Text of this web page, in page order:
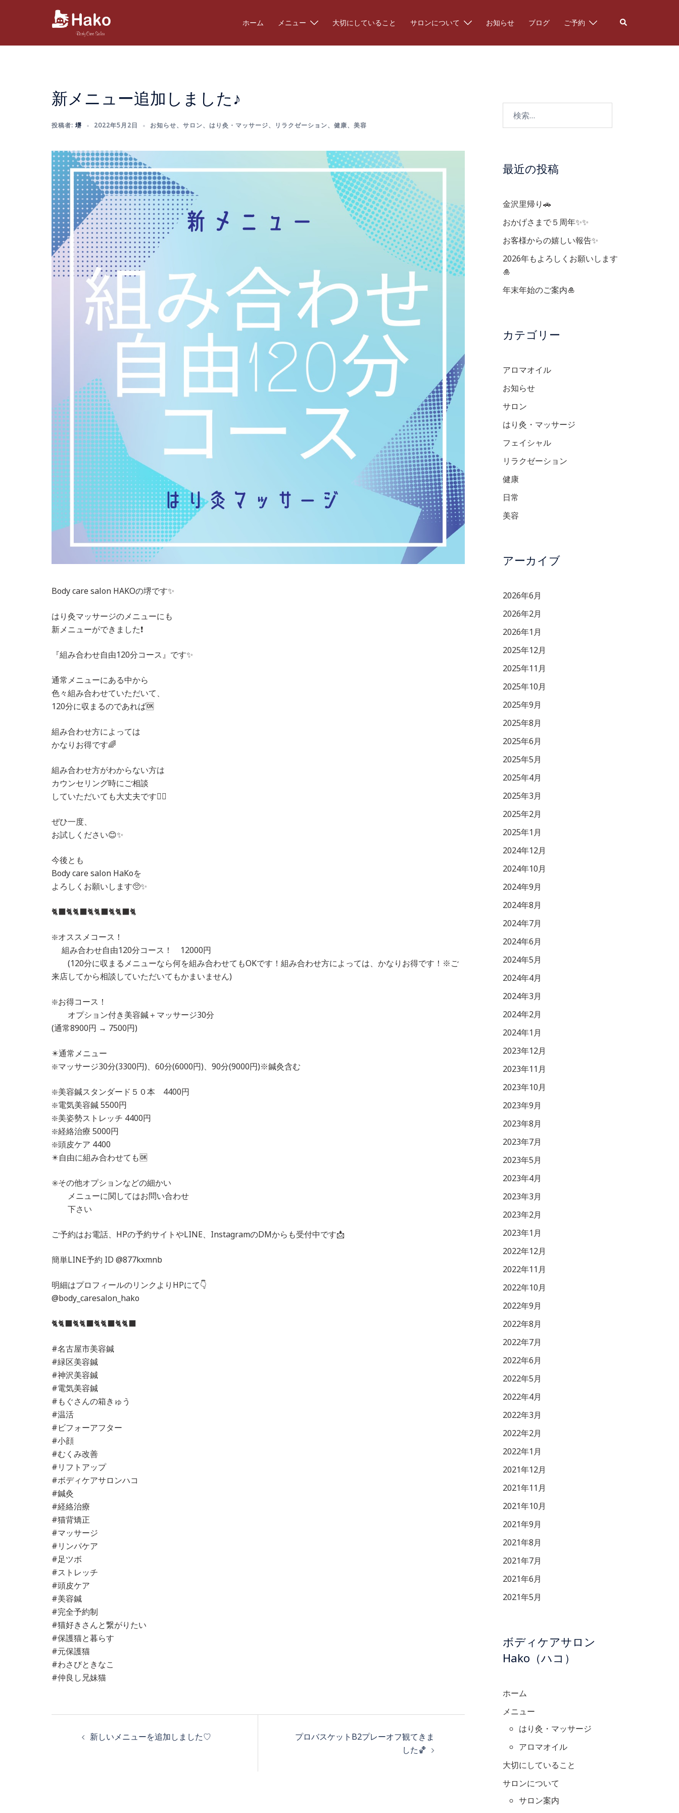
ン
ホーム メニュー 大切にしていること サロンについて お知らせ ブログ ご予約 検
索
新メニュー追加しました♪
投稿者: 堺 2022年5月2日 お知らせ、 サロン、 はり灸・マッサージ、 リラクゼーション、 健康、 美容
Body care salon HAKOの堺です✨
はり灸マッサージのメニューにも
新メニューができました❗️
『組み合わせ自由120分コース』です✨
通常メニューにある中から
色々組み合わせていただいて、
120分に収まるのであれば🆗
組み合わせ方によっては
かなりお得です🌈
組み合わせ方がわからない方は
カウンセリング時にご相談
していただいても大丈夫です🙆‍♀️
ぜひ一度、
お試しください😊✨
今後とも
Body care salon HaKoを
よろしくお願いします🥺✨
🐈‍⬛🐈🐈‍⬛🐈🐈‍⬛🐈🐈‍⬛🐈
❇️オススメコース！
組み合わせ自由120分コース！ 12000円
(120分に収まるメニューなら何を組み合わせてもOKです！組み合わせ方によっては、かなりお得です！※ご
来店してから相談していただいてもかまいません)
❇️お得コース！
オプション付き美容鍼＋マッサージ30分
(通常8900円 → 7500円)
✴️通常メニュー
❇️マッサージ30分(3300円)、60分(6000円)、90分(9000円)※鍼灸含む
❇️美容鍼スタンダード５０本 4400円
❇️電気美容鍼 5500円
❇️美姿勢ストレッチ 4400円
❇️経絡治療 5000円
❇️頭皮ケア 4400
✴️自由に組み合わせても🆗
✳️その他オプションなどの細かい
メニューに関してはお問い合わせ
下さい
ご予約はお電話、HPの予約サイトやLINE、InstagramのDMからも受付中です📩
簡単LINE予約 ID @877kxmnb
明細はプロフィールのリンクよりHPにて👇
@body_caresalon_hako
🐈🐈‍⬛🐈🐈‍⬛🐈🐈‍⬛🐈🐈‍⬛
#名古屋市美容鍼
#緑区美容鍼
#神沢美容鍼
#電気美容鍼
#もぐさんの箱きゅう
#温活
#ビフォーアフター
#小顔
#むくみ改善
#リフトアップ
#ボディケアサロンハコ
#鍼灸
#経絡治療
#猫背矯正
#マッサージ
#リンパケア
#足ツボ
#ストレッチ
#頭皮ケア
#美容鍼
#完全予約制
#猫好きさんと繋がりたい
#保護猫と暮らす
#元保護猫
#わさびときなこ
#仲良し兄妹猫
新しいメニューを追加しました♡
プロバスケットB2プレーオフ観てきま
した🏀
最近の投稿
金沢里帰り🚗
おかげさまで５周年✨✨
お客様からの嬉しい報告✨
2026年もよろしくお願いします
🎍
年末年始のご案内🎍
カテゴリー
アロマオイル
お知らせ
サロン
はり灸・マッサージ
フェイシャル
リラクゼーション
健康
日常
美容
アーカイブ
2026年6月
2026年2月
2026年1月
2025年12月
2025年11月
2025年10月
2025年9月
2025年8月
2025年6月
2025年5月
2025年4月
2025年3月
2025年2月
2025年1月
2024年12月
2024年10月
2024年9月
2024年8月
2024年7月
2024年6月
2024年5月
2024年4月
2024年3月
2024年2月
2024年1月
2023年12月
2023年11月
2023年10月
2023年9月
2023年8月
2023年7月
2023年5月
2023年4月
2023年3月
2023年2月
2023年1月
2022年12月
2022年11月
2022年10月
2022年9月
2022年8月
2022年7月
2022年6月
2022年5月
2022年4月
2022年3月
2022年2月
2022年1月
2021年12月
2021年11月
2021年10月
2021年9月
2021年8月
2021年7月
2021年6月
2021年5月
ボディケアサロン
Hako（ハコ）
ホーム
メニュー
はり灸・マッサージ
アロマオイル
大切にしていること
サロンについて
サロン案内